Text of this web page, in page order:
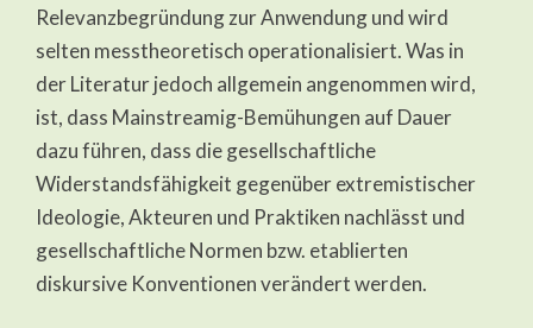
Relevanzbegründung zur Anwendung und wird
selten messtheoretisch operationalisiert. Was in
der Literatur jedoch allgemein angenommen wird,
ist, dass Mainstreamig-Bemühungen auf Dauer
dazu führen, dass die gesellschaftliche
Widerstandsfähigkeit gegenüber extremistischer
Ideologie, Akteuren und Praktiken nachlässt und
gesellschaftliche Normen bzw. etablierten
diskursive Konventionen verändert werden.